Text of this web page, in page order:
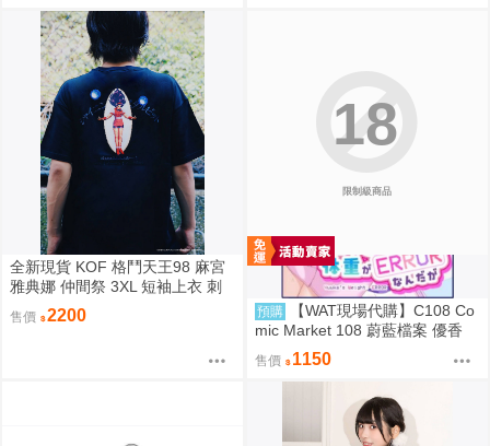
全新現貨 KOF 格鬥天王98 麻宮
雅典娜 仲間祭 3XL 短袖上衣 刺
繡 限定聯名
售價 2200
限制級商品
18
預購
【WAT現場代購】C108 Co
mic Market 108 蔚藍檔案 優香
ユウカの体重がERRORなんだが
售價 1150